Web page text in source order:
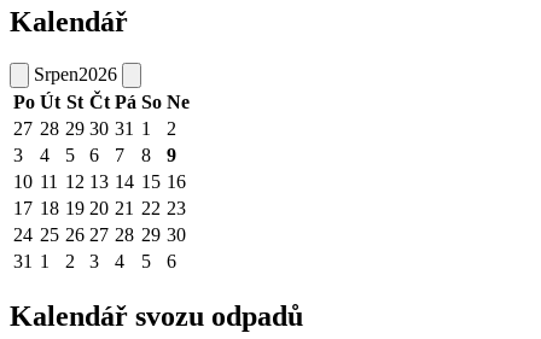
Kalendář
Srpen2026
Po Út St Čt Pá So Ne
27 28 29 30 31 1
2
3
4 5 6 7 8
9
10 11 12 13 14 15 16
17 18 19 20 21 22 23
24 25 26 27 28 29 30
31 1 2 3 4 5 6
Kalendář svozu odpadů